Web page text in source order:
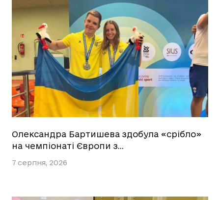
Олександра Бартишева здобула «срібло»
на чемпіонаті Європи з…
7 серпня, 2026